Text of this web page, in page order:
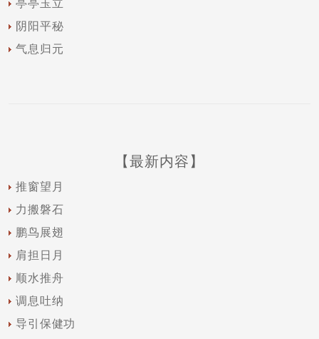
亭亭玉立
阴阳平秘
气息归元
【最新内容】
推窗望月
力搬磐石
鹏鸟展翅
肩担日月
顺水推舟
调息吐纳
导引保健功